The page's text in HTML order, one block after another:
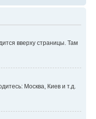
вверху страницы. Там
Москва, Киев и т.д.